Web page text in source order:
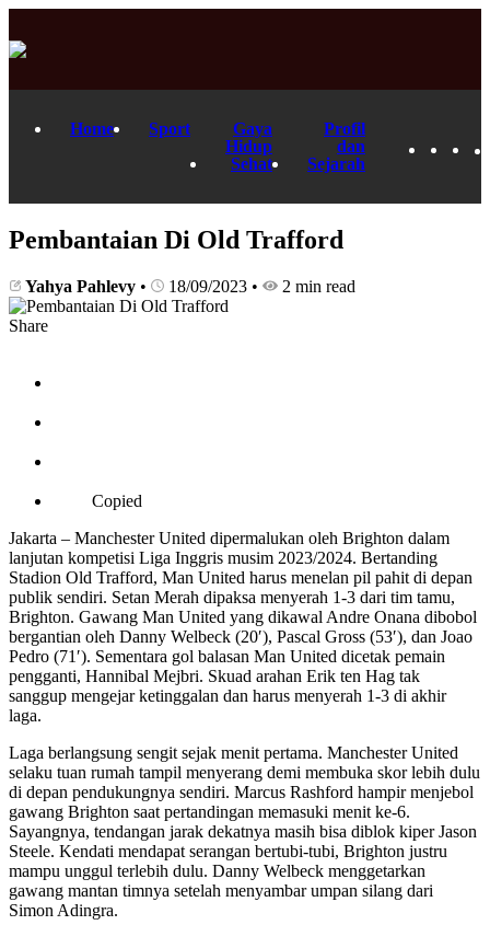
Home Sport
Gaya
Hidup
Sehat
Profil
dan
Sejarah
Pembantaian Di Old Trafford
Yahya Pahlevy • 18/09/2023 • 2 min read
Share
Copied
Jakarta – Manchester United dipermalukan oleh Brighton dalam
lanjutan kompetisi Liga Inggris musim 2023/2024. Bertanding
Stadion Old Trafford, Man United harus menelan pil pahit di depan
publik sendiri. Setan Merah dipaksa menyerah 1-3 dari tim tamu,
Brighton. Gawang Man United yang dikawal Andre Onana dibobol
bergantian oleh Danny Welbeck (20′), Pascal Gross (53′), dan Joao
Pedro (71′). Sementara gol balasan Man United dicetak pemain
pengganti, Hannibal Mejbri. Skuad arahan Erik ten Hag tak
sanggup mengejar ketinggalan dan harus menyerah 1-3 di akhir
laga.
Laga berlangsung sengit sejak menit pertama. Manchester United
selaku tuan rumah tampil menyerang demi membuka skor lebih dulu
di depan pendukungnya sendiri. Marcus Rashford hampir menjebol
gawang Brighton saat pertandingan memasuki menit ke-6.
Sayangnya, tendangan jarak dekatnya masih bisa diblok kiper Jason
Steele. Kendati mendapat serangan bertubi-tubi, Brighton justru
mampu unggul terlebih dulu. Danny Welbeck menggetarkan
gawang mantan timnya setelah menyambar umpan silang dari
Simon Adingra.